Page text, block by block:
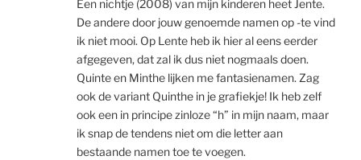
Een nichtje (2008) van mijn kinderen heet Jente.
De andere door jouw genoemde namen op -te vind
ik niet mooi. Op Lente heb ik hier al eens eerder
afgegeven, dat zal ik dus niet nogmaals doen.
Quinte en Minthe lijken me fantasienamen. Zag
ook de variant Quinthe in je grafiekje! Ik heb zelf
ook een in principe zinloze “h” in mijn naam, maar
ik snap de tendens niet om die letter aan
bestaande namen toe te voegen.